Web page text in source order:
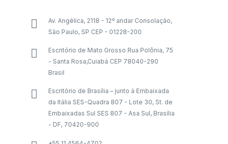
Av. Angélica, 2118 - 12º andar Consolação,
São Paulo, SP CEP - 01228-200
Escritório de Mato Grosso Rua Polônia, 75
- Santa Rosa,Cuiabá CEP 78040-290
Brasil
Escritório de Brasília – junto à Embaixada
da Itália SES-Quadra 807 - Lote 30, St. de
Embaixadas Sul SES 807 - Asa Sul, Brasília
- DF, 70420-900